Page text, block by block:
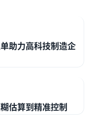
助力高科技制造企
估算到精准控制